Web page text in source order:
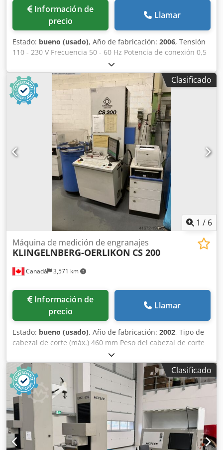
Información de
precio
Llamar
Estado: bueno (usado), Año de fabricación: 2006, Tensión
110 - 230 V Frecuencia 50 - 60 Hz Potencia de conexión 0,5
kVA Peso 150 kg Espacio requerido aprox. 1,0 x 0,8 x 1,75 m
Dispositivo de control de perfil de cuchilla de barra -
Control mediante PC con sistema operativo Windows XP -
Amplificadores digitales de accionamiento, motores
lineales y sistemas de medición - Determinación
totalmente automática de la posición de los filos de corte y
la posición del eje de la cuchilla de barra - Medición de
casi todas las cuchillas de barra necesarias para procesos
individuales y continuos en la fabricación de engranajes
cónicos espirales e hipoides Csdeymfz Sepfx Alxjha -
Concepción de la máquina orientada a tiempos de
configuración y cambio más cortos, así como a la máxima
precisión de medición - Pulsador combinado para
medición de punta y de superficies - Cajón integrado para
accesorios - Teclado integrado en cajón plano - Elementos
de mando y PC protegidos contra acceso no autorizado
mediante mueble con cierre
Clasificado
1 / 6
Canadá 3,571 km
Máquina de medición de engranajes
KLINGELNBERG-OERLIKON CS 200
Información de
precio
Llamar
Estado: bueno (usado), Año de fabricación: 2002, Tipo de
cabezal de corte (máx.) 460 mm Peso del cabezal de corte
(máx.) 150 kg Diámetro del disco de montaje para
cabezales de corte (Ø) 360 mm Cono de montaje para
cabezales de corte Diámetro nominal Ø 58,227 mm
Distancia de desplazamiento - z 200 mm Aumento de
registro del diagrama ±10 - ± 500 µm Peso de la máquina
aprox. 2,3 toneladas Espacio necesario aprox. 2 x 1,5 x 2,03
m En el proceso de fabricación de ruedas cónicas
espirales, la calidad de las herramientas de tallado
utilizadas desempeña un herramientas utilizadas
desempeña un papel decisivo. Especialmente durante Una
Clasificado